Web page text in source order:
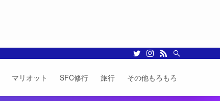
マリオット SFC修行 旅行 その他もろもろ